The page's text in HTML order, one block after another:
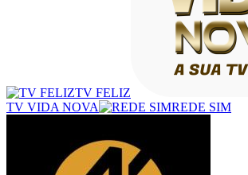
TV FELIZ
TV VIDA NOVA
REDE SIM